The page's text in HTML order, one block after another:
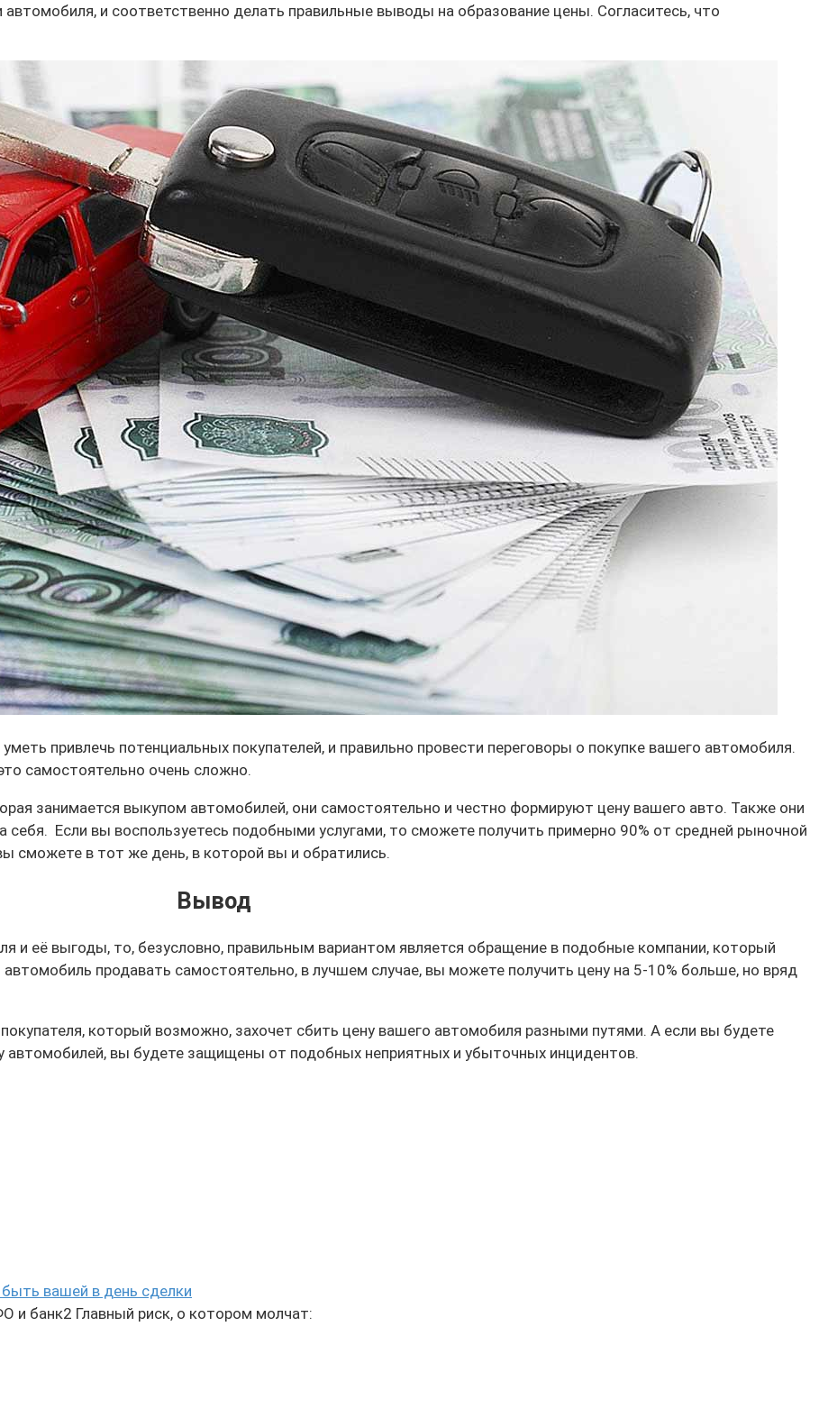
и соответственно делать правильные выводы на образование цены. Согласитесь, что
привлечь потенциальных покупателей, и правильно провести переговоры о покупке вашего автомобиля.
самостоятельно очень сложно.
занимается выкупом автомобилей, они самостоятельно и честно формируют цену вашего авто. Также они
Если вы воспользуетесь подобными услугами, то сможете получить примерно 90% от средней рыночной
сможете в тот же день, в которой вы и обратились.
Вывод
и её выгоды, то, безусловно, правильным вариантом является обращение в подобные компании, который
продавать самостоятельно, в лучшем случае, вы можете получить цену на 5-10% больше, но вряд
который возможно, захочет сбить цену вашего автомобиля разными путями. А если вы будете
автомобилей, вы будете защищены от подобных неприятных и убыточных инцидентов.
вашей в день сделки
и банк2 Главный риск, о котором молчат: